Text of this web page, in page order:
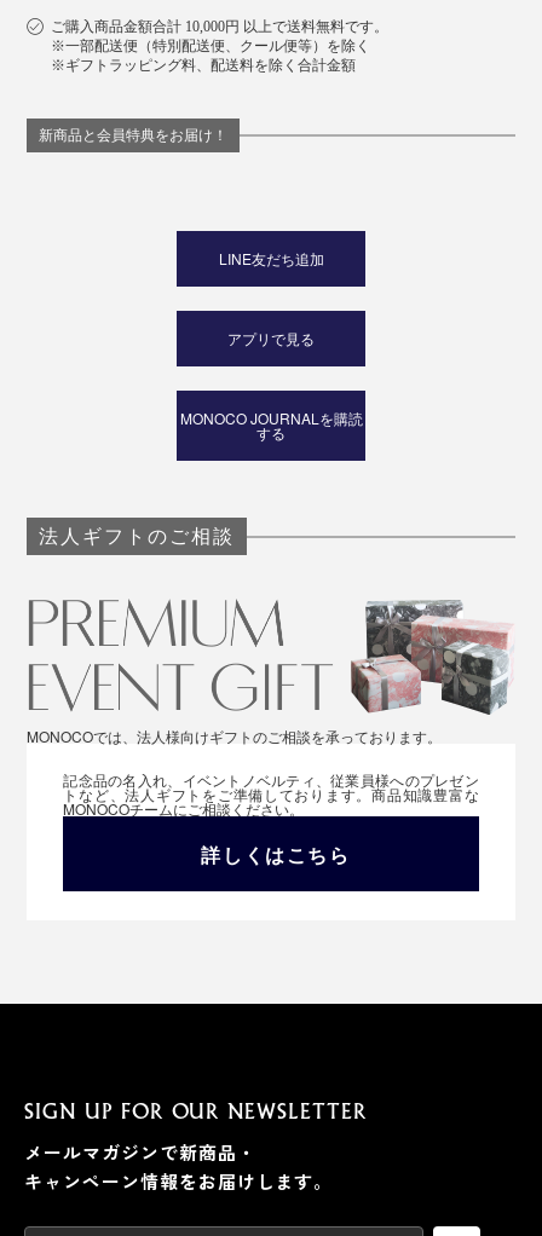
ご購入商品金額合計 10,000円 以上で送料無料です。
※一部配送便（特別配送便、クール便等）を除く
※ギフトラッピング料、配送料を除く合計金額
新商品と会員特典をお届け！
LINE友だち追加
アプリで見る
MONOCO JOURNALを購読
する
法人ギフトのご相談
MONOCOでは、法人様向けギフトのご相談を承っております。
記念品の名入れ、イベントノベルティ、従業員様へのプレゼン
トなど、法人ギフトをご準備しております。商品知識豊富な
MONOCOチームにご相談ください。
詳しくはこちら
SIGN UP FOR OUR NEWSLETTER
メールマガジンで新商品・
キャンペーン情報をお届けします。